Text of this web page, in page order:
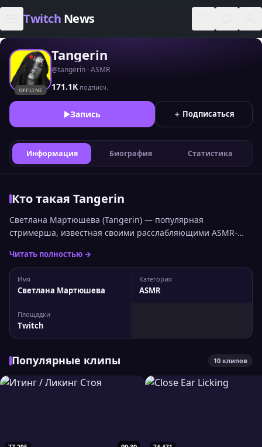
Skip to content
Twitch News
OFFLINE
Tangerin
@tangerin · ASMR
171.1K подписч.
Запись ＋ Подписаться
Информация Биография Статистика
Кто такая Tangerin
Светлана Мартюшева (Tangerin) — популярная
стримерша, известная своими расслабляющими ASMR-
Читать полностью →
Имя
Светлана Мартюшева
Категория
ASMR
Площадки
Twitch
Популярные клипы 10 клипов